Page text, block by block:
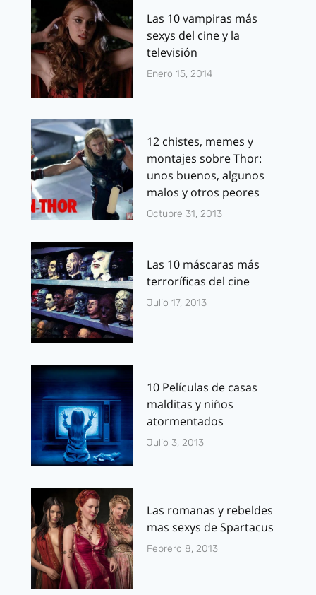
Las 10 vampiras más
sexys del cine y la
televisión
Enero 15, 2014
12 chistes, memes y
montajes sobre Thor:
unos buenos, algunos
malos y otros peores
Octubre 31, 2013
Las 10 máscaras más
terroríficas del cine
Julio 17, 2013
10 Películas de casas
malditas y niños
atormentados
Julio 3, 2013
Las romanas y rebeldes
mas sexys de Spartacus
Febrero 8, 2013